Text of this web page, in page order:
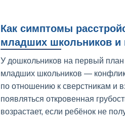
Как симптомы
младших школьников и
У дошкольников на первый
младших школьников —
по отношению к сверстникам и
появляться откровенная
возрастает, если ребёнок не